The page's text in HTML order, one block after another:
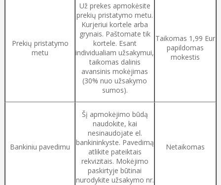
Prekių pristatymo
metu
Už prekes apmokėsite
prekių pristatymo metu.
Kurjeriui kortele arba
grynais. Paštomate tik
kortele. Esant
individualiam užsakymui,
taikomas dalinis
avansinis mokėjimas
(30% nuo užsakymo
sumos).
Taikomas 1,99 Eur
papildomas
mokestis
Bankiniu pavedimu
Šį apmokėjimo būdą
naudokite, kai
nesinaudojate el.
bankininkyste. Pavedimą
atlikite pateiktais
rekvizitais. Mokėjimo
paskirtyje būtinai
nurodykite užsakymo nr.
Netaikomas